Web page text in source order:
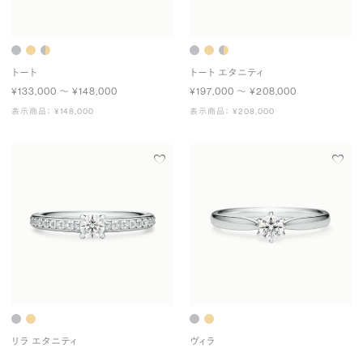
トート
¥133,000 〜 ¥148,000
表示商品： ¥148,000
トート エタニティ
¥197,000 〜 ¥208,000
表示商品： ¥208,000
リラ エタニティ ヴィラ